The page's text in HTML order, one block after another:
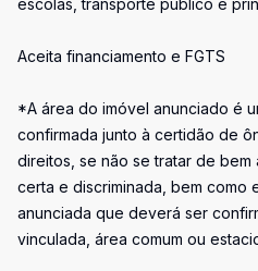
escolas, transporte público e
Aceita financiamento e FGTS
*A área do imóvel anunciado é
confirmada junto à certidão de
direitos, se não se tratar de
certa e discriminada, bem como
anunciada que deverá ser
vinculada, área comum ou